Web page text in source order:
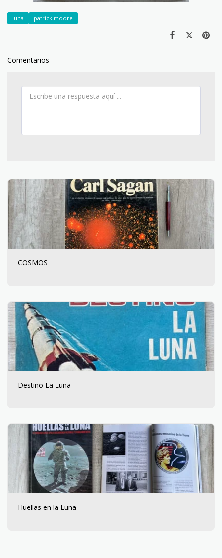
luna patrick moore
Comentarios
COSMOS
Destino La Luna
Huellas en la Luna